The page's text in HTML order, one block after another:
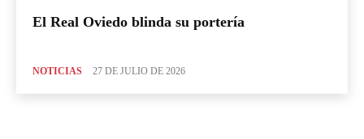
El Real Oviedo blinda su portería
NOTICIAS 27 DE JULIO DE 2026